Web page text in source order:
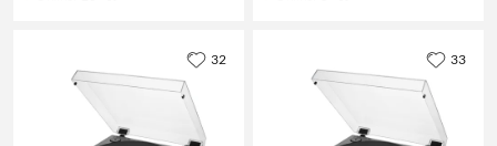
32 33